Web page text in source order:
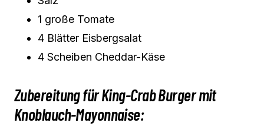
1 große Tomate
4 Blätter Eisbergsalat
4 Scheiben Cheddar-Käse
Zubereitung für King-Crab Burger mit
Knoblauch-Mayonnaise: